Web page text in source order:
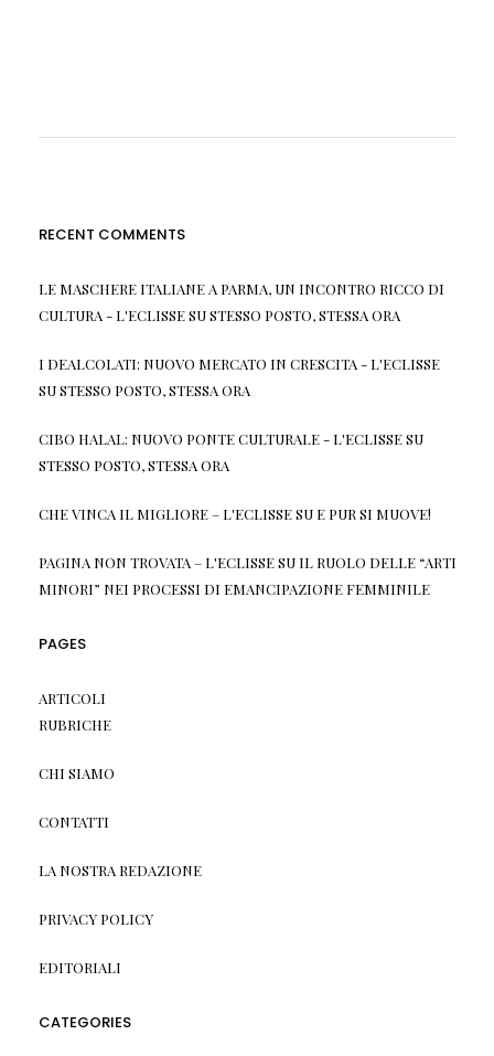
RECENT COMMENTS
LE MASCHERE ITALIANE A PARMA, UN INCONTRO RICCO DI
CULTURA - L'ECLISSESUSTESSO POSTO, STESSA ORA
I DEALCOLATI: NUOVO MERCATO IN CRESCITA - L'ECLISSE
SUSTESSO POSTO, STESSA ORA
CIBO HALAL: NUOVO PONTE CULTURALE - L'ECLISSESU
STESSO POSTO, STESSA ORA
CHE VINCA IL MIGLIORE – L'ECLISSESU E PUR SI MUOVE!
PAGINA NON TROVATA – L'ECLISSESU IL RUOLO DELLE “ARTI
MINORI” NEI PROCESSI DI EMANCIPAZIONE FEMMINILE
PAGES
ARTICOLI
RUBRICHE
CHI SIAMO
CONTATTI
LA NOSTRA REDAZIONE
PRIVACY POLICY
EDITORIALI
CATEGORIES